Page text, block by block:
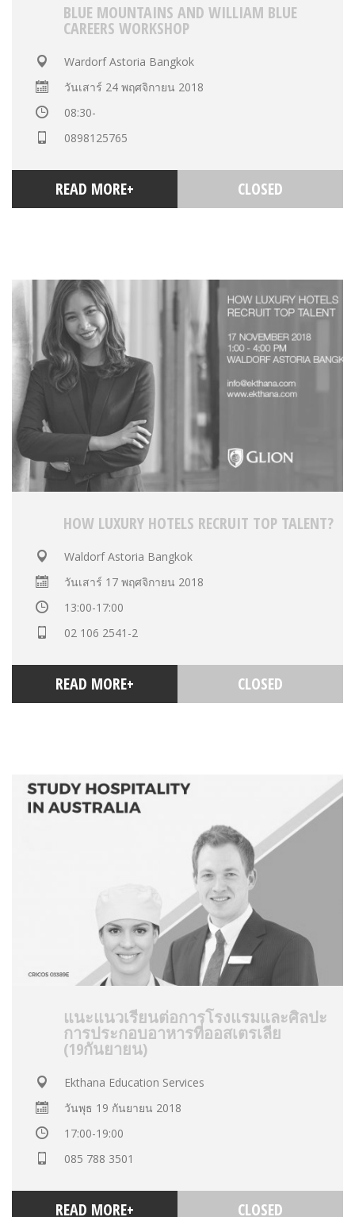
BLUE MOUNTAINS AND WILLIAM BLUE
CAREERS WORKSHOP
Wardorf Astoria Bangkok
วันเสาร์ 24 พฤศจิกายน 2018
08:30-
0898125765
READ MORE+ CLOSED
HOW LUXURY HOTELS RECRUIT TOP TALENT?
Waldorf Astoria Bangkok
วันเสาร์ 17 พฤศจิกายน 2018
13:00-17:00
02 106 2541-2
READ MORE+ CLOSED
แนะแนวเรียนต่อการโรงแรมและศิลปะ
การประกอบอาหารที่ออสเตรเลีย
(19กันยายน)
Ekthana Education Services
วันพุธ 19 กันยายน 2018
17:00-19:00
085 788 3501
READ MORE+ CLOSED